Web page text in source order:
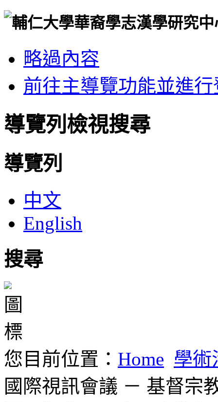
略過內容
前往主導覽功能並進行
導覽列檢視搜尋
導覽列
中文
English
搜尋
您目前位置： Home 學術
國際視訊會議 － 基督宗